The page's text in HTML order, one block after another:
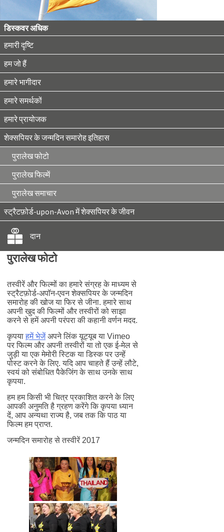
डिस्कवर अधिक
हमारी दृष्टि
हम जो हैं
हमारे भागीदार
हमारे समर्थकों
हमारे प्रायोजक
शेक्सपियर के जन्मदिन समारोह इतिहास
पुरालेख फोटो
पुरालेख फिल्में
पुरालेख समाचार
स्ट्रैटफ़ोर्ड-upon-Avon में शेक्सपियर के जीवन
दान
पुरालेख फोटो
तस्वीरें और फिल्मों का हमारे संग्रह के माध्यम से
स्ट्रैटफ़ोर्ड-अपॉन-एवन शेक्सपियर के जन्मदिन
समारोह की खोज या फिर से जीना. हमारे साथ
अपनी खुद की फिल्मों और तस्वीरों को साझा
करने से हमें अपनी परंपरा की कहानी वर्णन मदद.
कृपयाहमें भेजेंअपने लिंक यूट्यूब या Vimeo
पर फिल्म और अपनी तस्वीरों या तो एक ई-मेल से
जुड़ी या एक मेमोरी स्टिक या डिस्क पर उन्हें
पोस्ट करने के लिए. यदि आप चाहते हैं उन्हें लौटे,
स्वयं को संबोधित पैकेजिंग के साथ उनके साथ
कृपया.
हम हम किसी भी चित्र प्रकाशित करने के लिए
आपकी अनुमति है ग्रहण करेंगे कि कृपया ध्यान
दें, आप अन्यथा राज्य है, जब तक कि पाठ या
फिल्म हम प्राप्त.
जन्मदिन समारोह से तस्वीरें 2017